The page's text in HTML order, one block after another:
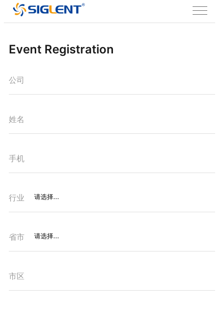
Event Registration
公司
姓名
手机
行业
省市
市区